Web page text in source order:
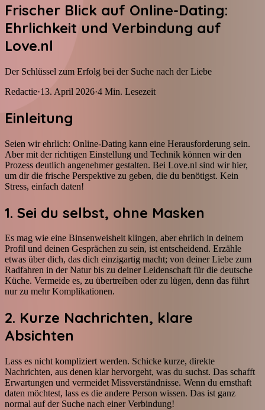
Frischer Blick auf Online-Dating:
Ehrlichkeit und Verbindung auf
Love.nl
Der Schlüssel zum Erfolg bei der Suche nach der Liebe
Redactie·13. April 2026·4 Min. Lesezeit
Einleitung
Seien wir ehrlich: Online-Dating kann eine Herausforderung sein.
Aber mit der richtigen Einstellung und Technik können wir den
Prozess deutlich angenehmer gestalten. Bei Love.nl sind wir hier,
um dir die frische Perspektive zu geben, die du benötigst. Kein
Stress, einfach daten!
1. Sei du selbst, ohne Masken
Es mag wie eine Binsenweisheit klingen, aber ehrlich in deinem
Profil und deinen Gesprächen zu sein, ist entscheidend. Erzähle
etwas über dich, das dich einzigartig macht; von deiner Liebe zum
Radfahren in der Natur bis zu deiner Leidenschaft für die deutsche
Küche. Vermeide es, zu übertreiben oder zu lügen, denn das führt
nur zu mehr Komplikationen.
2. Kurze Nachrichten, klare
Absichten
Lass es nicht kompliziert werden. Schicke kurze, direkte
Nachrichten, aus denen klar hervorgeht, was du suchst. Das schafft
Erwartungen und vermeidet Missverständnisse. Wenn du ernsthaft
daten möchtest, lass es die andere Person wissen. Das ist ganz
normal auf der Suche nach einer Verbindung!